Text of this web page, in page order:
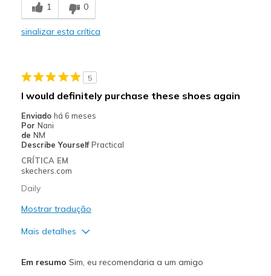
Melhores utilizações
Casual Wear
Feels true to size
View On Shoes
1 0
sinalizar esta crítica
5
I would definitely purchase these shoes again
Enviado há 6 meses
Por Nani
de NM
Describe Yourself Practical
CRÍTICA EM
skechers.com
Daily
Mostrar tradução
Mais detalhes
Em resumo Sim, eu recomendaria a um amigo